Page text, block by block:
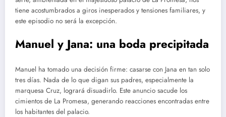
tiene acostumbrados a giros inesperados y tensiones familiares, y
este episodio no será la excepción.
Manuel y Jana: una boda precipitada
Manuel ha tomado una decisión firme: casarse con Jana en tan solo
tres días. Nada de lo que digan sus padres, especialmente la
marquesa Cruz, logrará disuadirlo. Este anuncio sacude los
cimientos de La Promesa, generando reacciones encontradas entre
los habitantes del palacio.